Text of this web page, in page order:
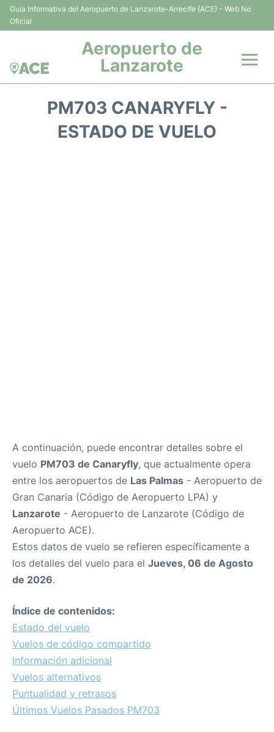
Guía Informativa del Aeropuerto de Lanzarote-Arrecife (ACE) - Web No
Oficial
Aeropuerto de
Lanzarote
PM703 CANARYFLY -
ESTADO DE VUELO
A continuación, puede encontrar detalles sobre el
vuelo PM703 de Canaryfly, que actualmente opera
entre los aeropuertos de Las Palmas - Aeropuerto de
Gran Canaria (Código de Aeropuerto LPA) y
Lanzarote - Aeropuerto de Lanzarote (Código de
Aeropuerto ACE).
Estos datos de vuelo se refieren específicamente a
los detalles del vuelo para el Jueves, 06 de Agosto
de 2026.
Índice de contenidos:
Estado del vuelo
Vuelos de código compartido
Información adicional
Vuelos alternativos
Puntualidad y retrasos
Últimos Vuelos Pasados PM703